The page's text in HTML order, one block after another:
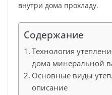
внутри дома прохладу.
Содержание
Технология
дома минеральной
Основные виды
описание